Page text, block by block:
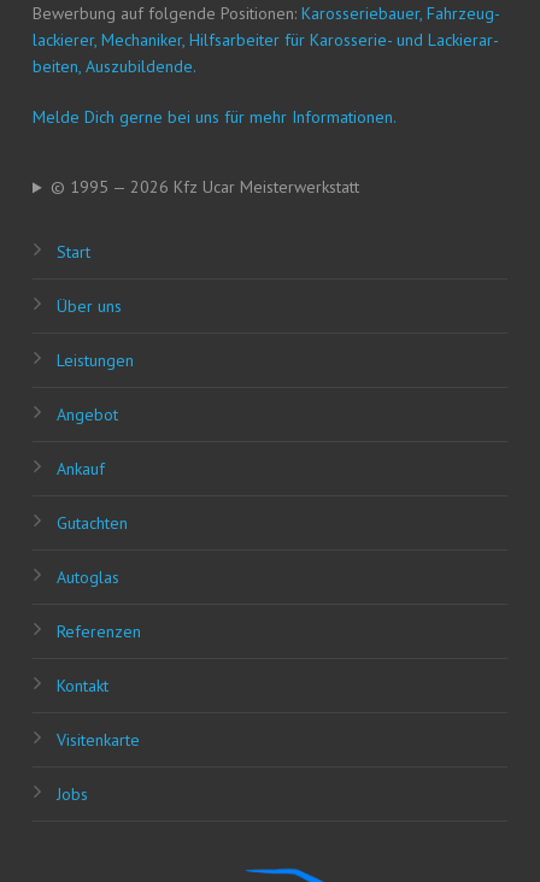
Bewer­bung auf fol­gen­de Posi­tio­nen: Karos­se­rie­bau­er, Fahr­zeug­
la­ckie­rer, Mecha­ni­ker, Hilfs­ar­bei­ter für Karos­se­rie- und Lackier­ar­
bei­ten, Auszubildende.
Mel­de Dich ger­ne bei uns für mehr Informationen.
© 1995 — 2026 Kfz Ucar Meisterwerkstatt
Start
Über uns
Leis­tun­gen
Ange­bot
Ankauf
Gut­ach­ten
Auto­glas
Refe­ren­zen
Kon­takt
Visi­ten­kar­te
Jobs